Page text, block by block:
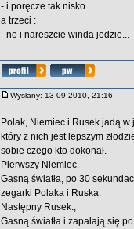
- i poręcze tak nisko
a trzeci :
- no i nareszcie winda jedzie...
Wysłany: 13-09-2010, 21:16
Polak, Niemiec i Rusek jadą
który z nich jest lepszym
sobie czego kto dokonał.
Pierwszy Niemiec.
Gasną światła, po 30
zegarki Polaka i Ruska.
Następny Rusek.,
Gasną światła i zapalają się